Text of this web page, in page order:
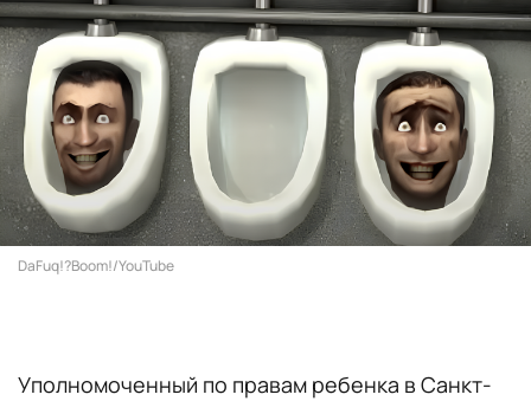
DaFuq!?Boom!/YouTube
Уполномоченный по правам ребенка в Санкт-